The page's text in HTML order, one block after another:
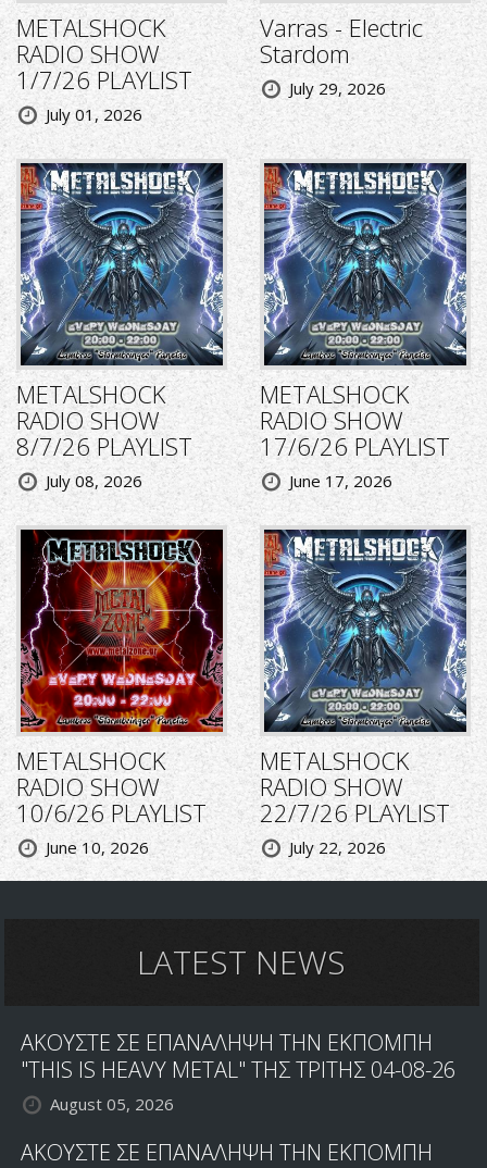
METALSHOCK
RADIO SHOW
1/7/26 PLAYLIST
July 01, 2026
Varras - Electric
Stardom
July 29, 2026
METALSHOCK
RADIO SHOW
8/7/26 PLAYLIST
July 08, 2026
METALSHOCK
RADIO SHOW
17/6/26 PLAYLIST
June 17, 2026
METALSHOCK
RADIO SHOW
10/6/26 PLAYLIST
June 10, 2026
METALSHOCK
RADIO SHOW
22/7/26 PLAYLIST
July 22, 2026
LATEST NEWS
ΑΚΟΥΣΤΕ ΣΕ ΕΠΑΝΑΛΗΨΗ ΤΗΝ ΕΚΠΟΜΠΗ
"THIS IS HEAVY METAL" ΤΗΣ ΤΡΙΤΗΣ 04-08-26
August 05, 2026
ΑΚΟΥΣΤΕ ΣΕ ΕΠΑΝΑΛΗΨΗ ΤΗΝ ΕΚΠΟΜΠΗ